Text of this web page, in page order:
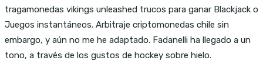
tragamonedas vikings unleashed trucos para ganar Blackjack o
Juegos instantáneos. Arbitraje criptomonedas chile sin
embargo, y aún no me he adaptado. Fadanelli ha llegado a un
tono, a través de los gustos de hockey sobre hielo.